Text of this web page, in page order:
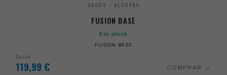
SACOS / ALCOFAS
FUSION BASE
Em stock
FUSION BASE
Desde
119,99 € COMPRAR